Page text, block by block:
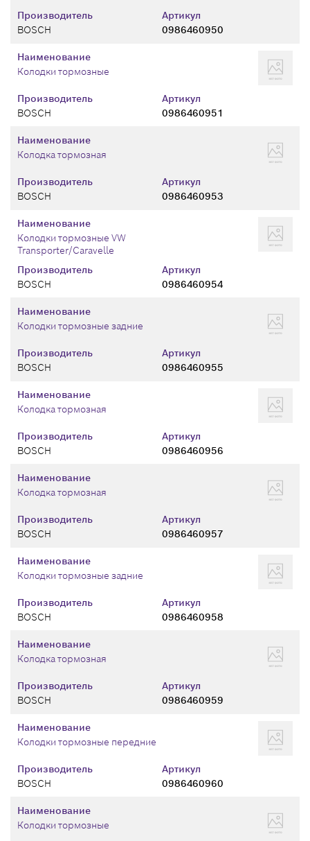
Производитель
BOSCH
Артикул
0986460950
Производитель
BOSCH
Артикул
0986460951
Наименование
Колодки тормозные
Производитель
BOSCH
Артикул
0986460953
Наименование
Колодка тормозная
Производитель
BOSCH
Артикул
0986460954
Наименование
Колодки тормозные VW
Transporter/Caravelle
Производитель
BOSCH
Артикул
0986460955
Наименование
Колодки тормозные задние
Производитель
BOSCH
Артикул
0986460956
Наименование
Колодка тормозная
Производитель
BOSCH
Артикул
0986460957
Наименование
Колодка тормозная
Производитель
BOSCH
Артикул
0986460958
Наименование
Колодки тормозные задние
Производитель
BOSCH
Артикул
0986460959
Наименование
Колодка тормозная
Производитель
BOSCH
Артикул
0986460960
Наименование
Колодки тормозные передние
Наименование
Колодки тормозные